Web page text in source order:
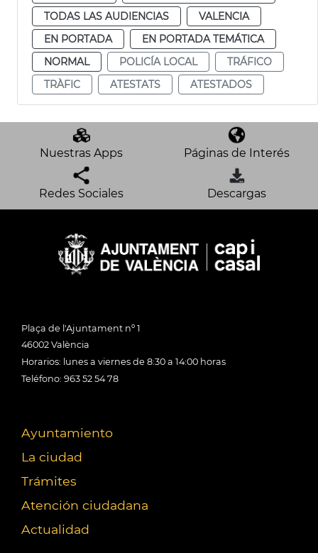
TODAS LAS AUDIENCIAS
VALENCIA
EN PORTADA
EN PORTADA TEMÁTICA
NORMAL
POLICÍA LOCAL
TRÁFICO
TRÀFIC
ATESTATS ATESTADOS
Nuestras Apps Páginas de Interés
Redes Sociales Descargas
Plaça de l'Ajuntament nº 1
46002 València
Horarios: lunes a viernes de 8:30 a 14:00 horas
Teléfono: 963 52 54 78
Ayuntamiento
La ciudad
Trámites
Atención ciudadana
Actualidad